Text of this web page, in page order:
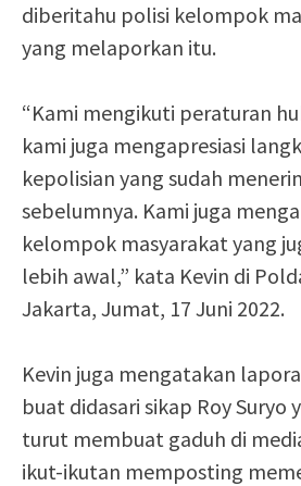
diberitahu polisi kelompok
yang melaporkan itu.
“Kami mengikuti peraturan
kami juga mengapresiasi
kepolisian yang sudah
sebelumnya. Kami juga
kelompok masyarakat yang
lebih awal,” kata Kevin di
Jakarta, Jumat, 17 Juni 2022.
Kevin juga mengatakan
buat didasari sikap Roy Suryo
turut membuat gaduh di
ikut-ikutan memposting